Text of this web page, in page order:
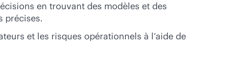
en trouvant des modèles et des
précises.
et les risques opérationnels à l’aide de